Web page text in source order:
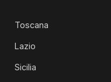
Toscana
Lazio
Sicilia